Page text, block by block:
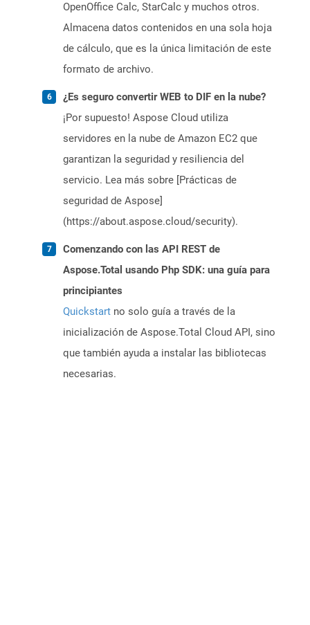
OpenOffice Calc, StarCalc y muchos otros.
Almacena datos contenidos en una sola hoja
de cálculo, que es la única limitación de este
formato de archivo.
¿Es seguro convertir WEB to DIF en la nube?
¡Por supuesto! Aspose Cloud utiliza
servidores en la nube de Amazon EC2 que
garantizan la seguridad y resiliencia del
servicio. Lea más sobre [Prácticas de
seguridad de Aspose]
(https://about.aspose.cloud/security).
Comenzando con las API REST de
Aspose.Total usando Php SDK: una guía para
principiantes
Quickstart no solo guía a través de la
inicialización de Aspose.Total Cloud API, sino
que también ayuda a instalar las bibliotecas
necesarias.